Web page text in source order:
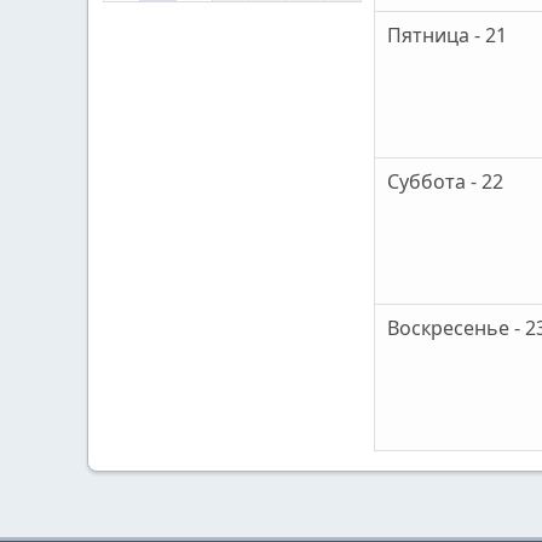
Пятница - 21
Суббота - 22
Воскресенье -